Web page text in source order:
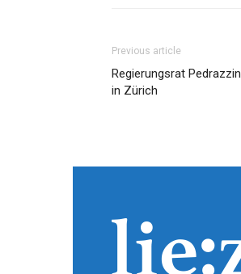
Previous article
Regierungsrat
in Zürich